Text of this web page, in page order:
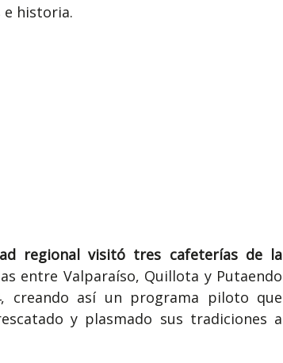
e historia.
regional visitó tres cafeterías de la
entre Valparaíso, Quillota y Putaendo
creando así un programa piloto que
y plasmado sus tradiciones a